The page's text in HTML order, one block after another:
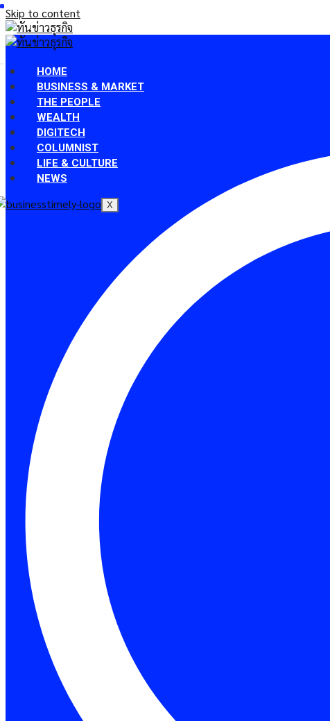
Skip to content
HOME
BUSINESS & MARKET
THE PEOPLE
WEALTH
DIGITECH
COLUMNIST
LIFE & CULTURE
NEWS
X